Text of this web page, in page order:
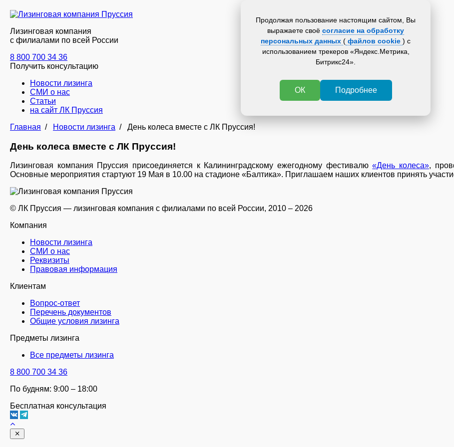
Лизинговая компания
с филиалами по всей России
8 800 700 34 36
Получить консультацию
Новости лизинга
СМИ о нас
Статьи
на сайт ЛК Пруссия
Главная / Новости лизинга / День колеса вместе с ЛК Пруссия!
День колеса вместе с ЛК Пруссия!
Лизинговая компания Пруссия присоединяется к Калининградскому ежегодному фестивалю«День колеса»,
Основные мероприятия стартуют 19 Мая в 10.00 на стадионе «Балтика». Приглашаем наших клиентов принять
© ЛК Пруссия — лизинговая компания с филиалами по всей России, 2010 – 2026
Компания
Новости лизинга
СМИ о нас
Реквизиты
Правовая информация
Клиентам
Вопрос-ответ
Перечень документов
Общие условия лизинга
Предметы лизинга
Все предметы лизинга
8 800 700 34 36
По будням: 9:00 – 18:00
Бесплатная консультация
Продолжая пользование настоящим сайтом, Вы
выражаете своё согласие на обработку
персональных данных ( файлов cookie ) с
использованием трекеров «Яндекс.Метрика,
Битрикс24».
ОК Подробнее